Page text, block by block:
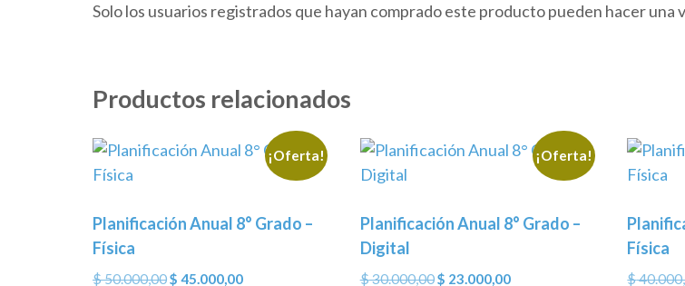
Solo los usuarios registrados que hayan comprado este producto pueden hacer una
Productos relacionados
¡Oferta!
Planificación Anual 8° Grado –
Física
$50.000,00El
$ 45.000,00El
¡Oferta!
Planificación Anual 8° Grado –
Digital
$30.000,00El
$ 23.000,00El
Física
$